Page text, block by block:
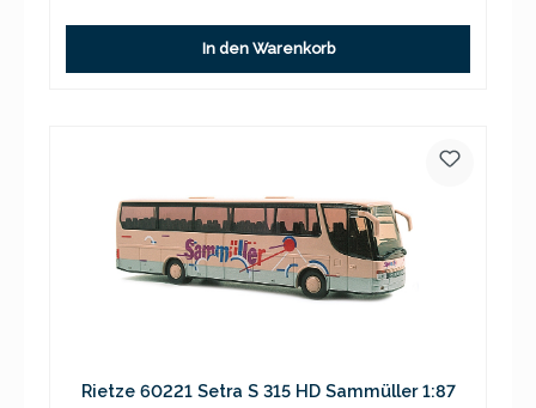
In den Warenkorb
Rietze 60221 Setra S 315 HD Sammüller 1:87